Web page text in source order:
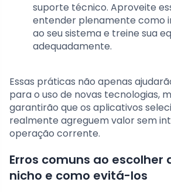
suporte técnico. Aproveite
entender plenamente como
ao seu sistema e treine sua
adequadamente.
Essas práticas não apenas
para o uso de novas tecnologias,
garantirão que os aplicativos
realmente agreguem valor sem
operação corrente.
Erros comuns ao escolher
nicho e como evitá-los